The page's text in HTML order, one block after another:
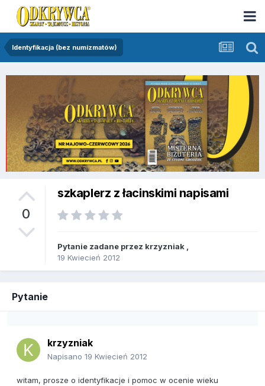
Identyfikacja (bez numizmatów)
0
szkaplerz z łacinskimi napisami
Pytanie zadane przez krzyzniak
19 Kwiecień 2012
Pytanie
krzyzniak
Napisano 19 Kwiecień 2012
witam, prosze o identyfikacje i pomoc w ocenie wieku